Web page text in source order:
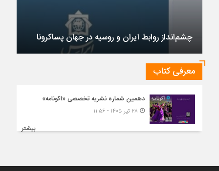
چشم‌انداز روابط ایران و روسیه در جهان پساکرونا
معرفی کتاب
دهمین شماره نشریه تخصصی «اکونامه»
بیشتر